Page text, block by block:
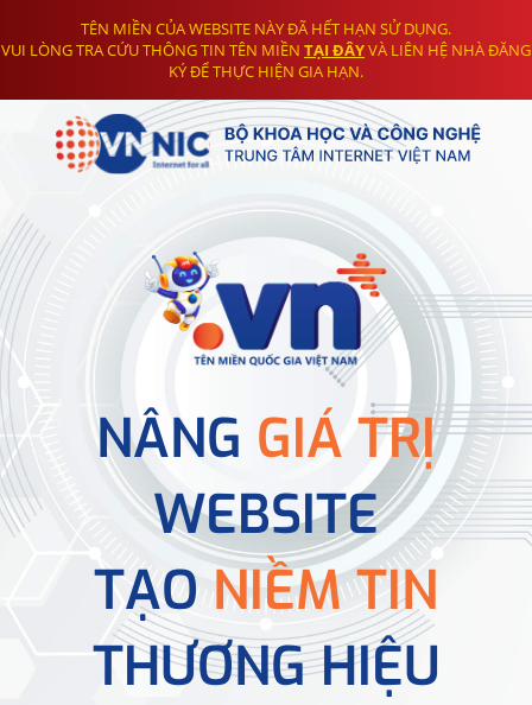
TÊN MIỀN CỦA WEBSITE NÀY ĐÃ HẾT HẠN SỬ DỤNG.
VUI LÒNG TRA CỨU THÔNG TIN TÊN MIỀN TẠI ĐÂYVÀ LIÊN HỆ NHÀ ĐĂNG
KÝ ĐỂ THỰC HIỆN GIA HẠN.
NÂNG GIÁ TRỊ
WEBSITE
TẠONIỀM TIN
THƯƠNG HIỆU